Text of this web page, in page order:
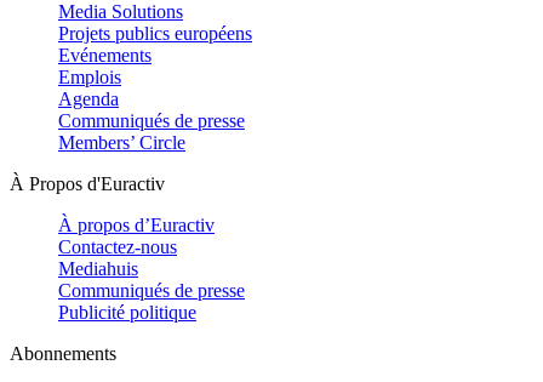
Media Solutions
Projets publics européens
Evénements
Emplois
Agenda
Communiqués de presse
Members’ Circle
À Propos d'Euractiv
À propos d’Euractiv
Contactez-nous
Mediahuis
Communiqués de presse
Publicité politique
Abonnements